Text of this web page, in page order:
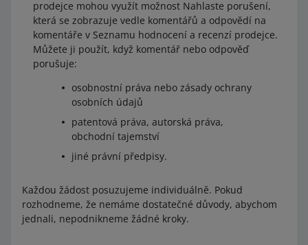
prodejce mohou využít možnost Nahlaste porušení,
která se zobrazuje vedle komentářů a odpovědí na
komentáře v Seznamu hodnocení a recenzí prodejce.
Můžete ji použít, když komentář nebo odpověď
porušuje:
osobnostní práva nebo zásady ochrany
osobních údajů
patentová práva, autorská práva,
obchodní tajemství
jiné právní předpisy.
Každou žádost posuzujeme individuálně. Pokud
rozhodneme, že nemáme dostatečné důvody, abychom
jednali, nepodnikneme žádné kroky.